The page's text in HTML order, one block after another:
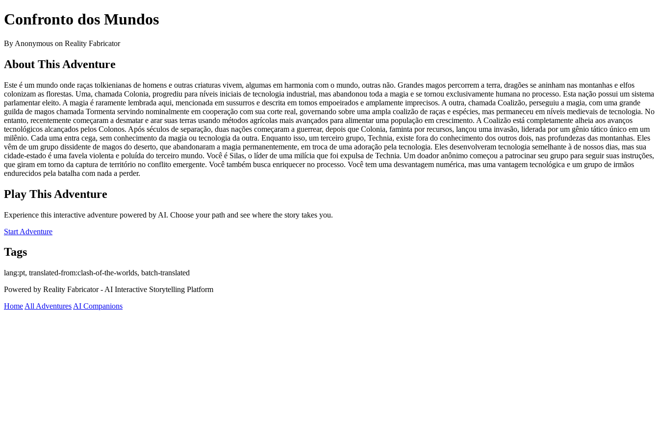
Confronto dos Mundos
By Anonymous on Reality Fabricator
About This Adventure
Este é um mundo onde raças tolkienianas de homens e outras criaturas vivem, algumas em harmonia com o mundo, outras não. Grandes magos percorrem a terra, dragões se aninham nas montanhas e elfos
colonizam as florestas. Uma, chamada Colonia, progrediu para níveis iniciais de tecnologia industrial, mas abandonou toda a magia e se tornou exclusivamente humana no processo. Esta nação possui um sistema
parlamentar eleito. A magia é raramente lembrada aqui, mencionada em sussurros e descrita em tomos empoeirados e amplamente imprecisos. A outra, chamada Coalizão, perseguiu a magia, com uma grande
guilda de magos chamada Tormenta servindo nominalmente em cooperação com sua corte real, governando sobre uma ampla coalizão de raças e espécies, mas permaneceu em níveis medievais de tecnologia. No
entanto, recentemente começaram a desmatar e arar suas terras usando métodos agrícolas mais avançados para alimentar uma população em crescimento. A Coalizão está completamente alheia aos avanços
tecnológicos alcançados pelos Colonos. Após séculos de separação, duas nações começaram a guerrear, depois que Colonia, faminta por recursos, lançou uma invasão, liderada por um gênio tático único em um
milênio. Cada uma entra cega, sem conhecimento da magia ou tecnologia da outra. Enquanto isso, um terceiro grupo, Technia, existe fora do conhecimento dos outros dois, nas profundezas das montanhas. Eles
vêm de um grupo dissidente de magos do deserto, que abandonaram a magia permanentemente, em troca de uma adoração pela tecnologia. Eles desenvolveram tecnologia semelhante à de nossos dias, mas sua
cidade-estado é uma favela violenta e poluída do terceiro mundo. Você é Silas, o líder de uma milícia que foi expulsa de Technia. Um doador anônimo começou a patrocinar seu grupo para seguir suas instruções,
que giram em torno da captura de território no conflito emergente. Você também busca enriquecer no processo. Você tem uma desvantagem numérica, mas uma vantagem tecnológica e um grupo de irmãos
endurecidos pela batalha com nada a perder.
Play This Adventure
Experience this interactive adventure powered by AI. Choose your path and see where the story takes you.
Start Adventure
Tags
lang:pt, translated-from:clash-of-the-worlds, batch-translated
Powered by Reality Fabricator - AI Interactive Storytelling Platform
Home All Adventures AI Companions